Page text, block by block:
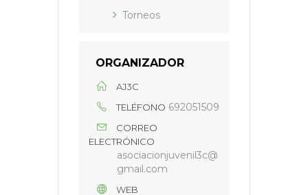
Torneos
ORGANIZADOR
AJ3C
TELÉFONO 692051509
CORREO
ELECTRÓNICO
asociacionjuvenil3c@
gmail.com
WEB